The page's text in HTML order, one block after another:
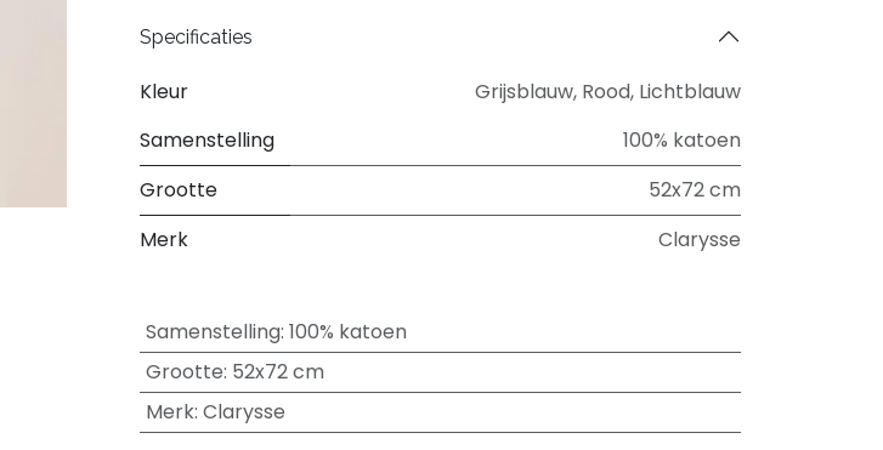
Specificaties
Kleur Grijsblauw, Rood, Lichtblauw
Samenstelling
100% katoen
Grootte
52x72 cm
Merk
Clarysse
Samenstelling: 100% katoen
Grootte: 52x72 cm
Merk: Clarysse